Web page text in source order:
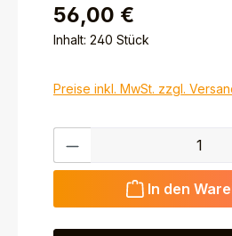
56,00 €
Inhalt: 240 Stück
Preise inkl. MwSt. zzgl.
Produkt Anzahl: Gib
In den